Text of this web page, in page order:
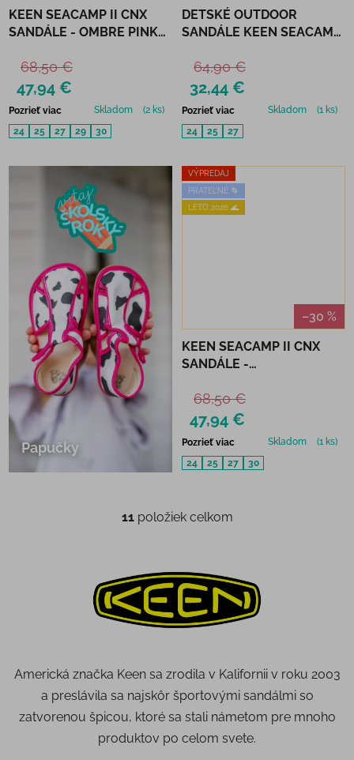
KEEN SEACAMP II CNX
SANDÁLE - OMBRE PINK
47,94 €
68,50 €
Pozrieť viac Skladom
(2 ks)
24
25 27 29 30
DETSKÉ OUTDOOR
SANDÁLE KEEN SEACAMP
32,44 €
64,90 €
Pozrieť viac Skladom
(1 ks)
24
25 27
Papučky
VÝPREDAJ
PRATEĽNÉ 🌀
LETO 2026 🌊
–30 %
KEEN SEACAMP II CNX
SANDÁLE -
PRIMROSE
47,94 €
68,50 €
Pozrieť viac Skladom
(1 ks)
24
25 27 30
Ovládacie prvky výpisu
11položiek celkom
Americká značka Keen sa zrodila v Kalifornii v roku 2003
a preslávila sa najskôr športovými sandálmi so
zatvorenou špicou, ktoré sa stali námetom pre mnoho
produktov po celom svete.